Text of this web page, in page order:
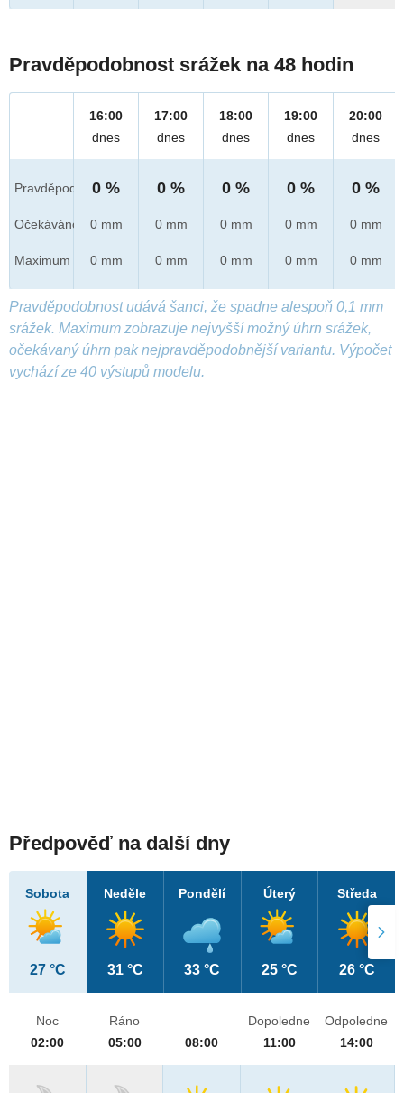
Pravděpodobnost srážek na 48 hodin
Pravděpod.
Očekáváno
Maximum
16:00
dnes
0 %
0 mm
0 mm
17:00
dnes
0 %
0 mm
0 mm
18:00
dnes
0 %
0 mm
0 mm
19:00
dnes
0 %
0 mm
0 mm
20:00
dnes
0 %
0 mm
0 mm
Pravděpodobnost udává šanci, že spadne alespoň 0,1 mm
srážek. Maximum zobrazuje nejvyšší možný úhrn srážek,
očekávaný úhrn pak nejpravděpodobnější variantu. Výpočet
vychází ze 40 výstupů modelu.
Předpověď na další dny
Sobota
27 °C
Neděle
31 °C
Pondělí
33 °C
Úterý
25 °C
Středa
26 °C
Noc
02:00
Ráno
05:00
08:00
Dopoledne
11:00
Odpoledne
14:00